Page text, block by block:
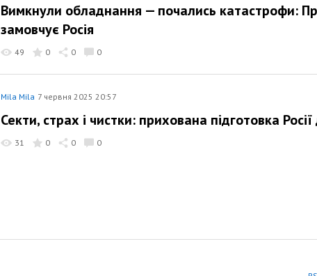
Вимкнули обладнання — почались катастрофи:
замовчує Росія
49 0 0 0
Mila Mila 7 червня 2025 20:57
Секти, страх і чистки: прихована підготовка
31 0 0 0